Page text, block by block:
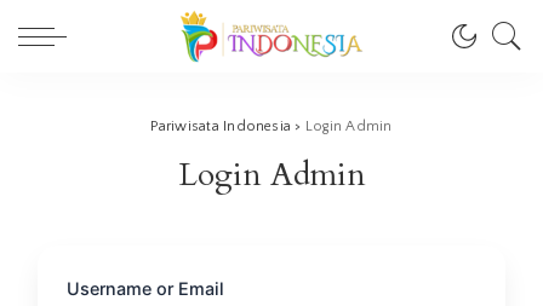
Pariwisata Indonesia > Login Admin
Login Admin
Username or Email